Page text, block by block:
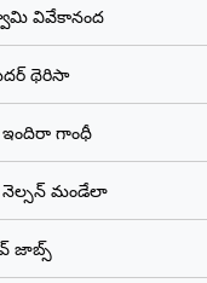
వివేకానంద
థెరిసా
ఇందిరా గాంధీ
మండేలా
జాబ్స్